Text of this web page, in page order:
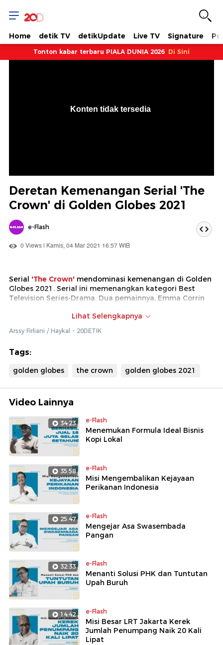
Home detik TV detikUpdate Live TV Signature
Tonton kabar terbaru PIALA DUNIA 2026 Di Sini
Konten tidak tersedia
Deretan Kemenangan Serial 'The
Crown' di Golden Globes 2021
e-Flash
0 Views | Kamis, 04 Mar 2021 16:57 WIB
Serial 'The Crown' mendominasi kemenangan di Golden
Globes 2021. Serial ini memenangkan kategori Best
Television Series-Drama. Dua pemainnya, Emma Corrin
Best Performance by an Actress dan Best Performance
by an Actress in a Television Series-Drama.
Lihat Selengkapnya
Arssy Firliani / Haykal - 20DETIK
Tags:
golden globes the crown golden globes 2021
Video Lainnya
34:23 e-Flash
Menemukan Formula Ideal Bisnis
Kopi Lokal
35:58 e-Flash
Misi Mengembalikan Kejayaan
Perikanan Indonesia
25:47 e-Flash
Mengejar Asa Swasembada
Pangan
32:33 e-Flash
Menanti Solusi PHK dan Tuntutan
Upah Buruh
14:42 e-Flash
Misi Besar LRT Jakarta Kerek
Jumlah Penumpang Naik 20 Kali
Lipat